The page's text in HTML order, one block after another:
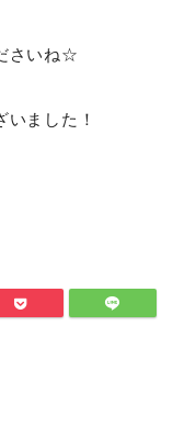
さいね☆
ました！